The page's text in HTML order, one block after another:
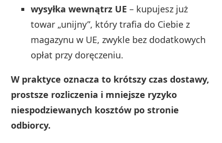
wysyłka wewnątrz UE – kupujesz już
towar „unijny”, który trafia do Ciebie z
magazynu w UE, zwykle bez dodatkowych
opłat przy doręczeniu.
W praktyce oznacza to krótszy czas dostawy,
prostsze rozliczenia i mniejsze ryzyko
niespodziewanych kosztów po stronie
odbiorcy.